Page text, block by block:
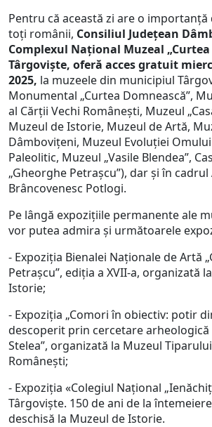
Pentru că această zi are o
toți românii, Consiliul Judeţean
Complexul Naţional Muzeal „Curtea
Târgovişte, oferă acces gratuit
2025, la muzeele din municipiul
Monumental „Curtea Domnească”,
al Cărţii Vechi Româneşti, Muzeul
Muzeul de Istorie, Muzeul de Artă,
Dâmboviţeni, Muzeul Evoluţiei
Paleolitic, Muzeul „Vasile Blendea”,
„Gheorghe Petraşcu”), dar și în
Brâncovenesc Potlogi.
Pe lângă expoziţiile permanente ale
vor putea admira şi următoarele
- Expoziţia Bienalei Naționale de Artă
Petrașcu”, ediţia a XVII-a, organizată
Istorie;
- Expoziţia „Comori în obiectiv: potir
descoperit prin cercetare arheologică
Stelea”, organizată la Muzeul
Româneşti;
- Expoziţia «Colegiul Național
Târgoviște. 150 de ani de la întemeiere
deschisă la Muzeul de Istorie.